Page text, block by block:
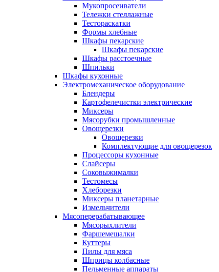
Мукопросеиватели
Тележки стеллажные
Тестораскатки
Формы хлебные
Шкафы пекарские
Шкафы пекарские
Шкафы расстоечные
Шпильки
Шкафы кухонные
Электромеханическое оборудование
Блендеры
Картофелечистки электрические
Миксеры
Мясорубки промышленные
Овощерезки
Овощерезки
Комплектующие для овощерезок
Процессоры кухонные
Слайсеры
Соковыжималки
Тестомесы
Хлеборезки
Миксеры планетарные
Измельчители
Мясоперерабатывающее
Мясорыхлители
Фаршемешалки
Куттеры
Пилы для мяса
Шприцы колбасные
Пельменные аппараты